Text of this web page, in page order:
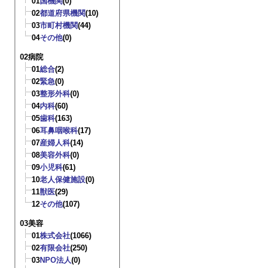
02都道府県機関(10)
03市町村機関(44)
04その他(0)
02病院
01総合(2)
02緊急(0)
03整形外科(0)
04内科(60)
05歯科(163)
06耳鼻咽喉科(17)
07産婦人科(14)
08美容外科(0)
09小児科(61)
10老人保健施設(0)
11獣医(29)
12その他(107)
03美容
01株式会社(1066)
02有限会社(250)
03NPO法人(0)